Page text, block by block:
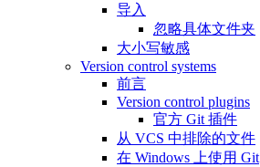
导入
忽略具体文件夹
大小写敏感
Version control systems
前言
Version control plugins
官方 Git 插件
从 VCS 中排除的文件
在 Windows 上使用 Git